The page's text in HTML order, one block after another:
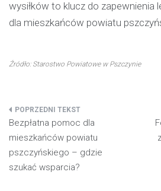
wysiłków to klucz do zapewnienia
dla mieszkańców powiatu
Źródło: Starostwo Powiatowe w Pszczynie
Nawigacja
wpisu
Bezpłatna pomoc dla
mieszkańców powiatu
pszczyńskiego – gdzie
szukać wsparcia?